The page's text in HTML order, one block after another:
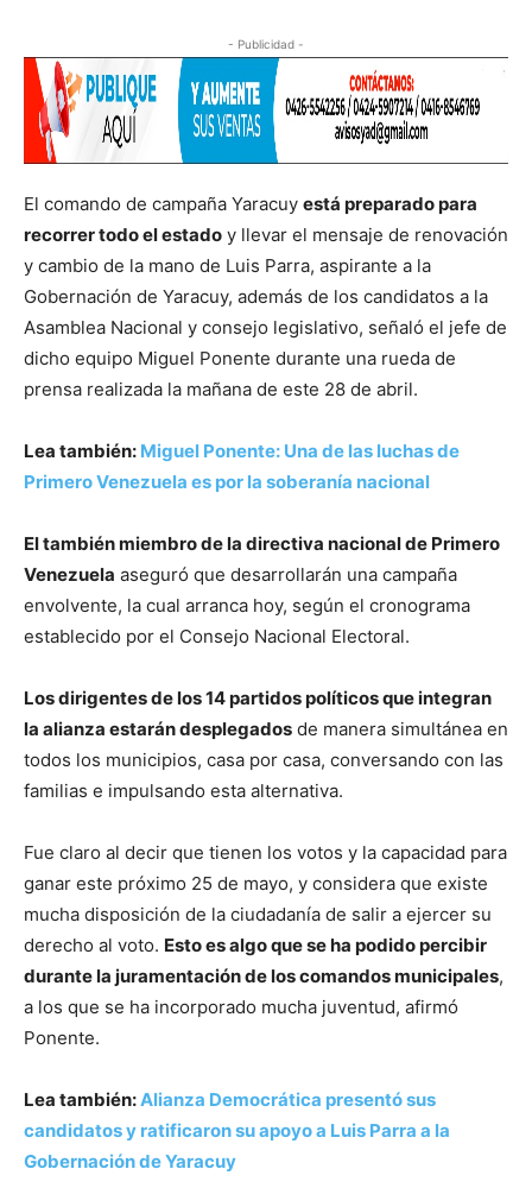
- Publicidad -
El comando de campaña Yaracuy está preparado para
recorrer todo el estado y llevar el mensaje de renovación
y cambio de la mano de Luis Parra, aspirante a la
Gobernación de Yaracuy, además de los candidatos a la
Asamblea Nacional y consejo legislativo, señaló el jefe de
dicho equipo Miguel Ponente durante una rueda de
prensa realizada la mañana de este 28 de abril.
Lea también: Miguel Ponente: Una de las luchas de
Primero Venezuela es por la soberanía nacional
El también miembro de la directiva nacional de Primero
Venezuela aseguró que desarrollarán una campaña
envolvente, la cual arranca hoy, según el cronograma
establecido por el Consejo Nacional Electoral.
Los dirigentes de los 14 partidos políticos que integran
la alianza estarán desplegados de manera simultánea en
todos los municipios, casa por casa, conversando con las
familias e impulsando esta alternativa.
Fue claro al decir que tienen los votos y la capacidad para
ganar este próximo 25 de mayo, y considera que existe
mucha disposición de la ciudadanía de salir a ejercer su
derecho al voto. Esto es algo que se ha podido percibir
durante la juramentación de los comandos municipales,
a los que se ha incorporado mucha juventud, afirmó
Ponente.
Lea también:Alianza Democrática presentó sus
candidatos y ratificaron su apoyo a Luis Parra a la
Gobernación de Yaracuy